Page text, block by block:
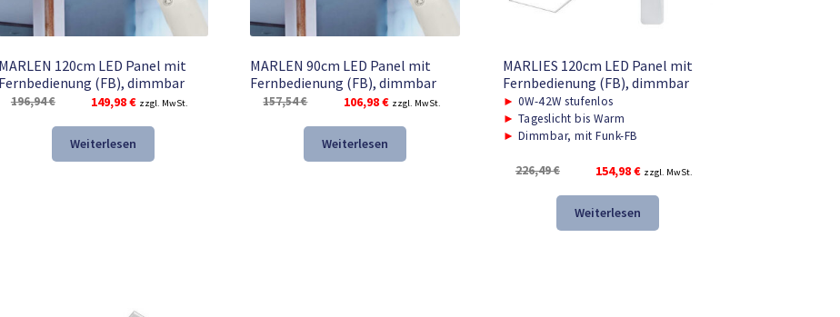
MARLEN 120cm LED Panel mit
Fernbedienung (FB), dimmbar
196,94€
Ursprünglicher
war:
196,94 €
149,98€Aktueller
149,98 €.
zzgl. MwSt.
Weiterlesen
MARLEN 90cm LED Panel mit
Fernbedienung (FB), dimmbar
157,54€
Ursprünglicher
war:
157,54 €
106,98€Aktueller
106,98 €.
zzgl. MwSt.
Weiterlesen
MARLIES 120cm LED Panel mit
Fernbedienung (FB), dimmbar
► 0W-42W stufenlos
► Tageslicht bis Warm
► Dimmbar, mit Funk-FB
226,49€
Ursprünglicher
war:
226,49 €
154,98€Aktueller
154,98 €.
zzgl. MwSt.
Weiterlesen